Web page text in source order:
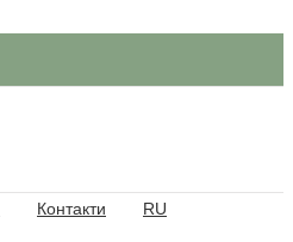
Контакти RU